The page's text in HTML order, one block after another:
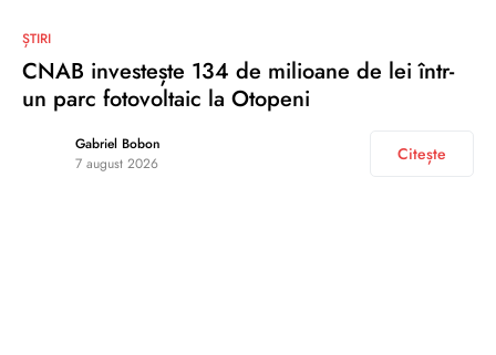
ȘTIRI
CNAB investește 134 de milioane de lei într-
un parc fotovoltaic la Otopeni
Gabriel Bobon
7 august 2026
Citește